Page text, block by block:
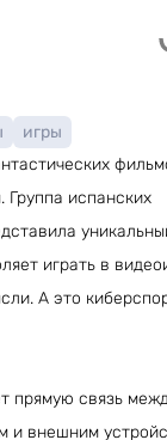
игры
Группа испанских
играть в
А это
прямую связь
и внешним